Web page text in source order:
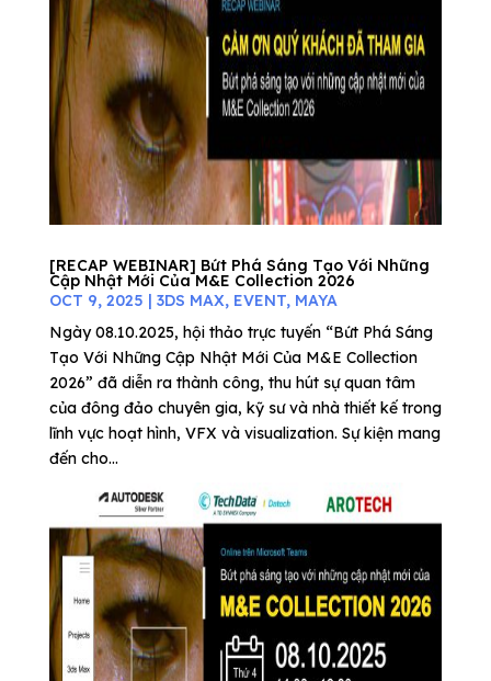
[RECAP WEBINAR] Bứt Phá Sáng Tạo Với Những
Cập Nhật Mới Của M&E Collection 2026
OCT 9, 2025 | 3DS MAX, EVENT, MAYA
Ngày 08.10.2025, hội thảo trực tuyến “Bứt Phá Sáng
Tạo Với Những Cập Nhật Mới Của M&E Collection
2026” đã diễn ra thành công, thu hút sự quan tâm
của đông đảo chuyên gia, kỹ sư và nhà thiết kế trong
lĩnh vực hoạt hình, VFX và visualization. Sự kiện mang
đến cho...